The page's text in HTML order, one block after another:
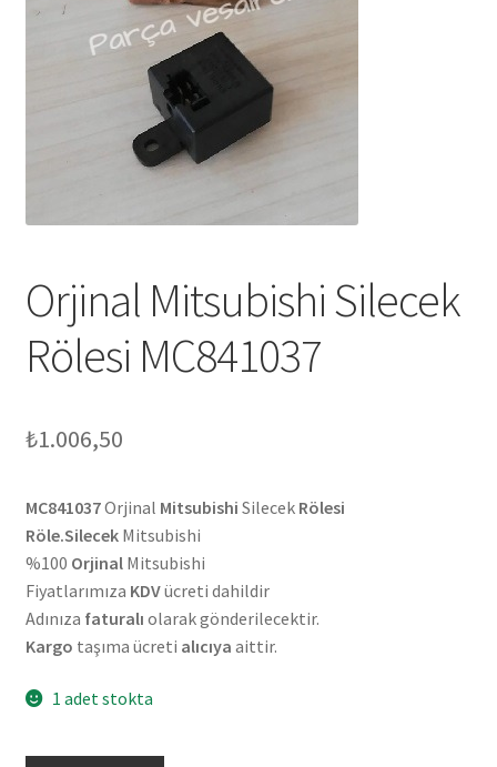
Orjinal Mitsubishi Silecek
Rölesi MC841037
₺1.006,50
MC841037Orjinal Mitsubishi Silecek Rölesi
Röle.SilecekMitsubishi
%100 OrjinalMitsubishi
Fiyatlarımıza KDVücreti dahildir
Adınıza faturalı olarak gönderilecektir.
Kargo taşıma ücreti alıcıya aittir.
1 adet stokta